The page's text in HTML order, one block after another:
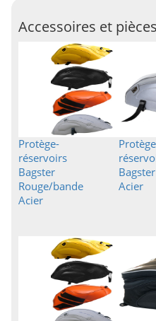
Accessoires et
Protège-
réservoirs
Bagster
Rouge/bande
Acier
Acier